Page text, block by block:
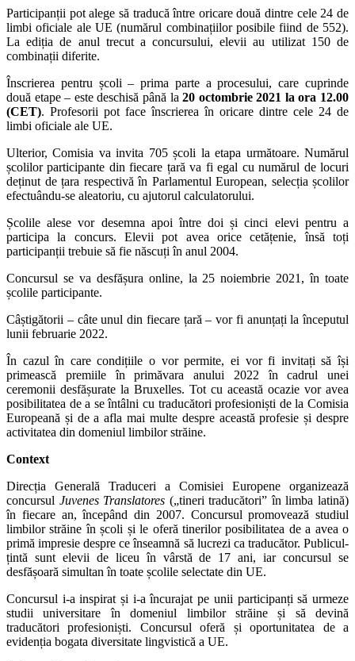
Participanții pot alege să traducă între oricare două dintre cele 24 de
limbi oficiale ale UE (numărul combinațiilor posibile fiind de 552).
La ediția de anul trecut a concursului, elevii au utilizat 150 de
combinații diferite.
Înscrierea pentru școli – prima parte a procesului, care cuprinde
două etape – este deschisă până la20 octombrie 2021 la ora 12.00
(CET). Profesorii pot face înscrierea în oricare dintre cele 24 de
limbi oficiale ale UE.
Ulterior, Comisia va invita 705 școli la etapa următoare. Numărul
școlilor participante din fiecare țară va fi egal cu numărul de locuri
deținut de țara respectivă în Parlamentul European, selecția școlilor
efectuându-se aleatoriu, cu ajutorul calculatorului.
Școlile alese vor desemna apoi între doi și cinci elevi pentru a
participa la concurs. Elevii pot avea orice cetățenie, însă toți
participanții trebuie să fie născuți în anul 2004.
Concursul se va desfășura online, la 25 noiembrie 2021, în toate
școlile participante.
Câștigătorii – câte unul din fiecare țară – vor fi anunțați la începutul
lunii februarie 2022.
În cazul în care condițiile o vor permite, ei vor fi invitați să își
primească premiile în primăvara anului 2022 în cadrul unei
ceremonii desfășurate la Bruxelles. Tot cu această ocazie vor avea
posibilitatea de a se întâlni cu traducători profesioniști de la Comisia
Europeană și de a afla mai multe despre această profesie și despre
activitatea din domeniul limbilor străine.
Context
Direcția Generală Traduceri a Comisiei Europene organizează
concursul Juvenes Translatores („tineri traducători” în limba latină)
în fiecare an, începând din 2007. Concursul promovează studiul
limbilor străine în școli și le oferă tinerilor posibilitatea de a avea o
primă impresie despre ce înseamnă să lucrezi ca traducător. Publicul-
țintă sunt elevii de liceu în vârstă de 17 ani, iar concursul se
desfășoară simultan în toate școlile selectate din UE.
Concursul i-a inspirat și i-a încurajat pe unii participanți să urmeze
studii universitare în domeniul limbilor străine și să devină
traducători profesioniști. Concursul oferă și oportunitatea de a
evidenția bogata diversitate lingvistică a UE.